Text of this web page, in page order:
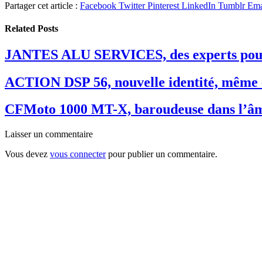
Partager cet article : Facebook Twitter Pinterest LinkedIn Tumblr
Related Posts
JANTES ALU SERVICES, des experts
ACTION DSP 56, nouvelle identité, même
CFMoto 1000 MT-X, baroudeuse dans
Laisser un commentaire
Vous devez vous connecterpour publier un commentaire.